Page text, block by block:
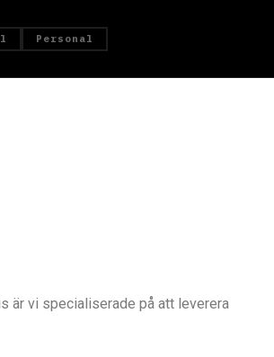
Personal
är vi specialiserade på att leverera